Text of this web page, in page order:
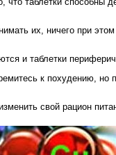
их, ничего при
и таблетки
к похудению, но
свой рацион